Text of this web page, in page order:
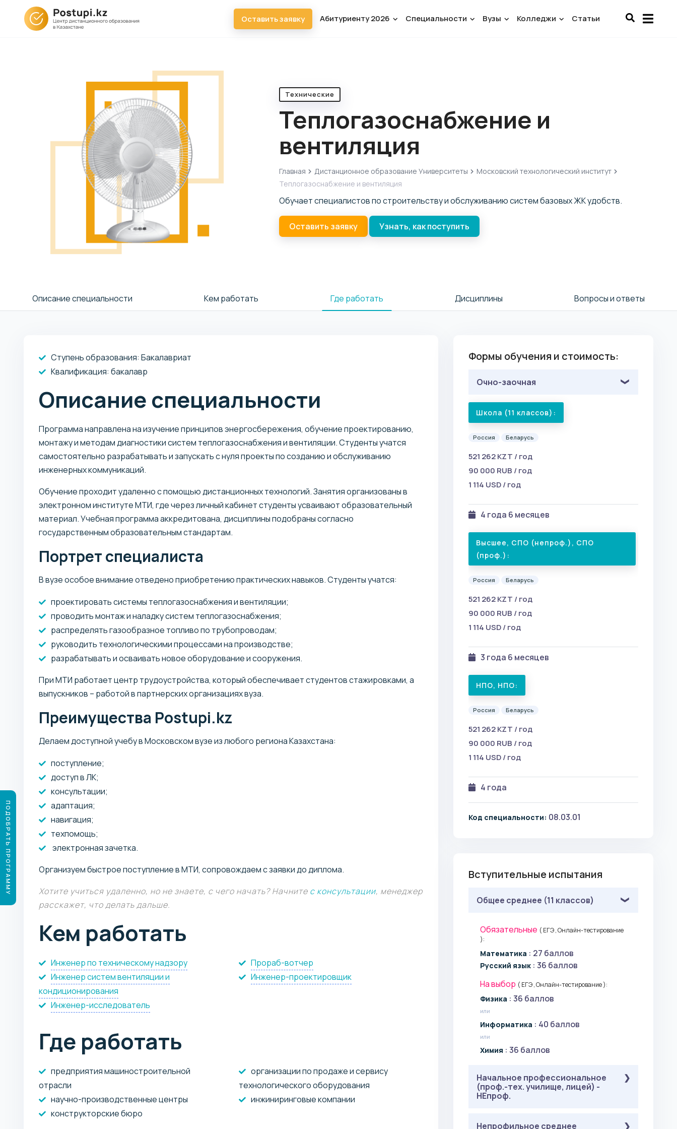
Оставить заявку Абитуриенту 2026 Специальности Вузы Колледжи Статьи
Технические
Теплогазоснабжение и
вентиляция
Главная Дистанционное образование Университеты
Московский технологический институт
Теплогазоснабжение и вентиляция
Обучает специалистов по строительству и обслуживанию систем базовых ЖК удобств.
Оставить заявку Узнать, как поступить
Описание специальности Кем работать Где работать Дисциплины Вопросы и ответы
Ступень образования: Бакалавриат
Квалификация: бакалавр
Описание специальности
Программа направлена на изучение принципов энергосбережения, обучение проектированию,
монтажу и методам диагностики систем теплогазоснабжения и вентиляции. Студенты учатся
самостоятельно разрабатывать и запускать с нуля проекты по созданию и обслуживанию
инженерных коммуникаций.
Обучение проходит удаленно с помощью дистанционных технологий. Занятия организованы в
электронном институте МТИ, где через личный кабинет студенты усваивают образовательный
материал. Учебная программа аккредитована, дисциплины подобраны согласно
государственным образовательным стандартам.
Портрет специалиста
В вузе особое внимание отведено приобретению практических навыков. Студенты учатся:
проектировать системы теплогазоснабжения и вентиляции;
проводить монтаж и наладку систем теплогазоснабжения;
распределять газообразное топливо по трубопроводам;
руководить технологическими процессами на производстве;
разрабатывать и осваивать новое оборудование и сооружения.
При МТИ работает центр трудоустройства, который обеспечивает студентов стажировками, а
выпускников – работой в партнерских организациях вуза.
Преимущества Postupi.kz
Делаем доступной учебу в Московском вузе из любого региона Казахстана:
поступление;
доступ в ЛК;
консультации;
адаптация;
навигация;
техпомощь;
электронная зачетка.
Организуем быстрое поступление в МТИ, сопровождаем с заявки до диплома.
Хотите учиться удаленно, но не знаете, с чего начать? Начните с консультации, менеджер
расскажет, что делать дальше.
Кем работать
Инженер по техническому надзору
Инженер систем вентиляции и
кондиционирования
Инженер-исследователь
Прораб-вотчер
Инженер-проектировщик
Где работать
предприятия машиностроительной
отрасли
научно-производственные центры
конструкторские бюро
организации по продаже и сервису
технологического оборудования
инжиниринговые компании
Формы обучения и стоимость:
Очно-заочная
Школа (11 классов):
Россия Беларусь
521 262 KZT / год
90 000 RUB / год
1 114 USD / год
4 года 6 месяцев
Высшее, СПО (непроф.), СПО
(проф.):
Россия Беларусь
521 262 KZT / год
90 000 RUB / год
1 114 USD / год
3 года 6 месяцев
НПО, НПО:
Россия Беларусь
521 262 KZT / год
90 000 RUB / год
1 114 USD / год
4 года
Код специальности: 08.03.01
Вступительные испытания
Общее среднее (11 классов)
Обязательные ( ЕГЭ , Онлайн-тестирование
):
Математика : 27 баллов
Русский язык : 36 баллов
На выбор ( ЕГЭ , Онлайн-тестирование ):
Физика : 36 баллов
или
Информатика : 40 баллов
или
Химия : 36 баллов
Начальное профессиональное
(проф.-тех. училище, лицей) -
НЕпроф.
Обязательные ( ЕГЭ ):
Непрофильное среднее
ПОДОБРАТЬ ПРОГРАММУ